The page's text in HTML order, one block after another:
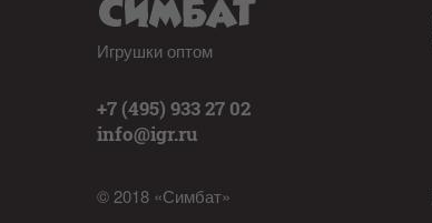
Игрушки оптом
+7 (495) 933 27 02
info@igr.ru
© 2018 «Симбат»